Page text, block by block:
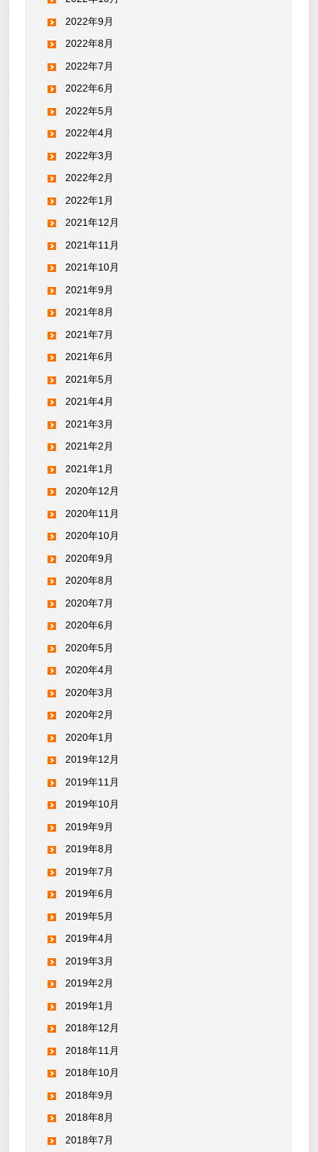
2022年9月
2022年8月
2022年7月
2022年6月
2022年5月
2022年4月
2022年3月
2022年2月
2022年1月
2021年12月
2021年11月
2021年10月
2021年9月
2021年8月
2021年7月
2021年6月
2021年5月
2021年4月
2021年3月
2021年2月
2021年1月
2020年12月
2020年11月
2020年10月
2020年9月
2020年8月
2020年7月
2020年6月
2020年5月
2020年4月
2020年3月
2020年2月
2020年1月
2019年12月
2019年11月
2019年10月
2019年9月
2019年8月
2019年7月
2019年6月
2019年5月
2019年4月
2019年3月
2019年2月
2019年1月
2018年12月
2018年11月
2018年10月
2018年9月
2018年8月
2018年7月